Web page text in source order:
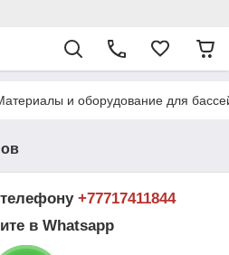
и оборудование для
+77717411844
в Whatsapp